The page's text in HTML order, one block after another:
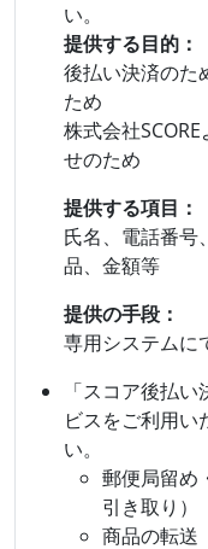
い。
提供する目的：
後払い決済のた
ため
株式会社
せのため
提供する項目：
氏名、電話番号
品、金額等
提供の手段：
専用システムに
「スコア後払
ビスをご利用い
い。
郵便局留め
引き取り）
商品の転送